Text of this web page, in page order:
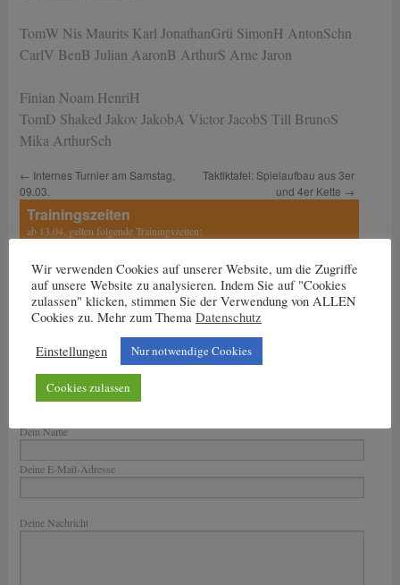
TomW Nis Maurits Karl JonathanGrü SimonH AntonSchn
CarlV BenB Julian AaronB ArthurS Arne Jaron
Finian Noam HenriH
TomD Shaked Jakov JakobA Victor JacobS Till BrunoS
Mika ArthurSch
← Internes Turnier am Samstag,
09.03.
Taktiktafel: Spielaufbau aus 3er
und 4er Kette →
Trainingszeiten
ab 13.04. gelten folgende Trainingszeiten:
Dienstag: 17 bis 18.30 Uhr
Mittwoch und Freitag:
15.30 Uhr bis 17 Uhr
Dein Name
Deine E-Mail-Adresse
Deine Nachricht
Wir verwenden Cookies auf unserer Website, um die Zugriffe
auf unsere Website zu analysieren. Indem Sie auf "Cookies
zulassen" klicken, stimmen Sie der Verwendung von ALLEN
Cookies zu. Mehr zum Thema Datenschutz
Einstellungen
Nur notwendige Cookies
Cookies zulassen